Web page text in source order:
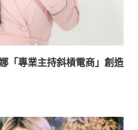
「專業主持斜槓電商」創造